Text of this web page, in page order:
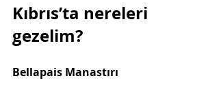
Kıbrıs’ta nereleri
gezelim?
Bellapais Manastırı